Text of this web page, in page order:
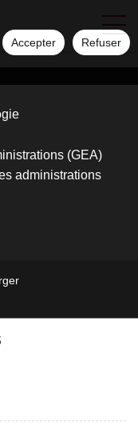
Accepter Refuser
(GEA)
administrations